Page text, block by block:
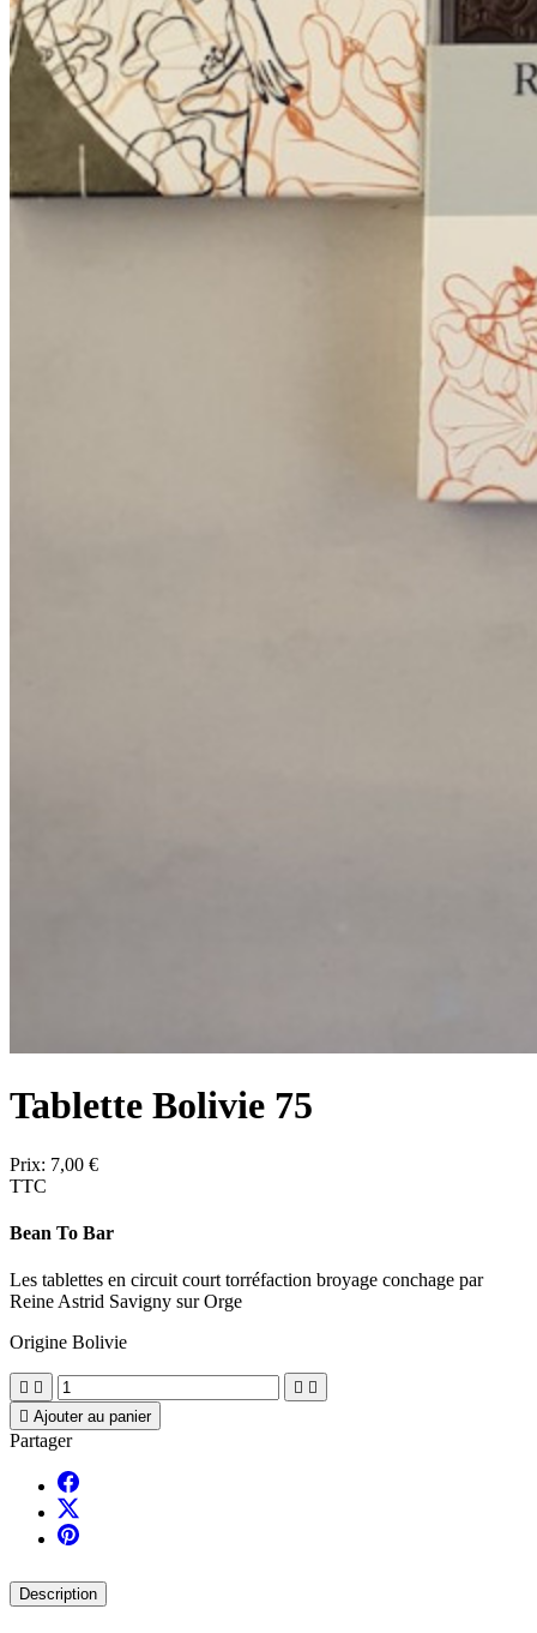
Tablette Bolivie 75
Prix: 7,00 €
TTC
Bean To Bar
Les tablettes en circuit court torréfaction broyage conchage par
Reine Astrid Savigny sur Orge
Origine Bolivie
   
 Ajouter au panier
Partager
Description